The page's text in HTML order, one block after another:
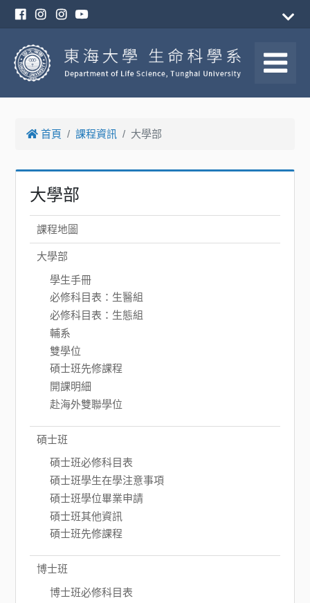
首頁 課程資訊 大學部
大學部
課程地圖
大學部
學生手冊
必修科目表：生醫組
必修科目表：生態組
輔系
雙學位
碩士班先修課程
開課明細
赴海外雙聯學位
碩士班
碩士班必修科目表
碩士班學生在學注意事項
碩士班學位畢業申請
碩士班其他資訊
碩士班先修課程
博士班
博士班必修科目表